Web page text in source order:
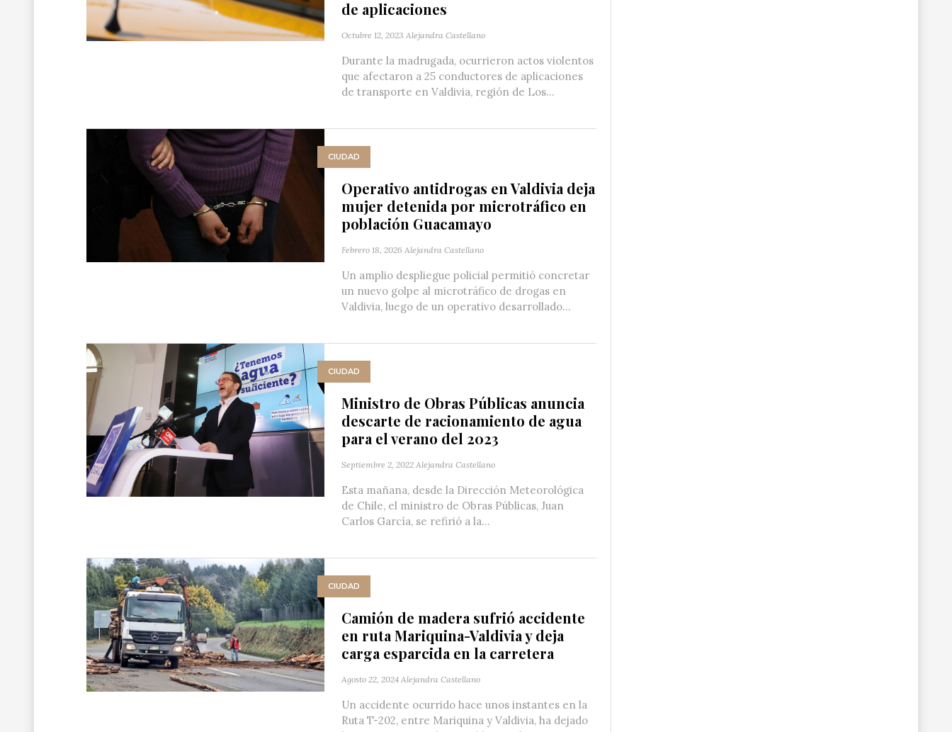
de aplicaciones
Octubre 12, 2023 Alejandra Castellano
Durante la madrugada, ocurrieron actos violentos
que afectaron a 25 conductores de aplicaciones
de transporte en Valdivia, región de Los...
CIUDAD
Operativo antidrogas en Valdivia deja
mujer detenida por microtráfico en
población Guacamayo
Febrero 18, 2026 Alejandra Castellano
Un amplio despliegue policial permitió concretar
un nuevo golpe al microtráfico de drogas en
Valdivia, luego de un operativo desarrollado...
CIUDAD
Ministro de Obras Públicas anuncia
descarte de racionamiento de agua
para el verano del 2023
Septiembre 2, 2022 Alejandra Castellano
Esta mañana, desde la Dirección Meteorológica
de Chile, el ministro de Obras Públicas, Juan
Carlos García, se refirió a la...
CIUDAD
Camión de madera sufrió accidente
en ruta Mariquina-Valdivia y deja
carga esparcida en la carretera
Agosto 22, 2024 Alejandra Castellano
Un accidente ocurrido hace unos instantes en la
Ruta T-202, entre Mariquina y Valdivia, ha dejado